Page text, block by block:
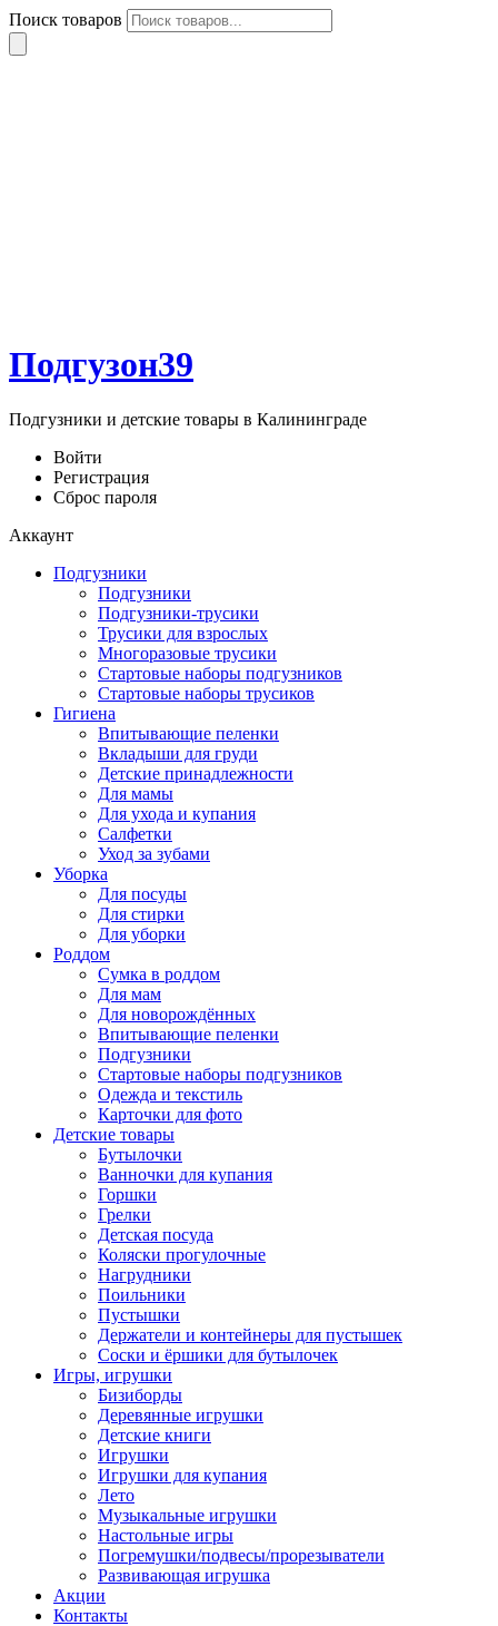
Поиск товаров
Подгузон39
Подгузники и детские товары в Калининграде
Войти
Регистрация
Сброс пароля
Аккаунт
Подгузники
Подгузники
Подгузники-трусики
Трусики для взрослых
Многоразовые трусики
Стартовые наборы подгузников
Стартовые наборы трусиков
Гигиена
Впитывающие пеленки
Вкладыши для груди
Детские принадлежности
Для мамы
Для ухода и купания
Салфетки
Уход за зубами
Уборка
Для посуды
Для стирки
Для уборки
Роддом
Сумка в роддом
Для мам
Для новорождённых
Впитывающие пеленки
Подгузники
Стартовые наборы подгузников
Одежда и текстиль
Карточки для фото
Детские товары
Бутылочки
Ванночки для купания
Горшки
Грелки
Детская посуда
Коляски прогулочные
Нагрудники
Поильники
Пустышки
Держатели и контейнеры для пустышек
Соски и ёршики для бутылочек
Игры, игрушки
Бизиборды
Деревянные игрушки
Детские книги
Игрушки
Игрушки для купания
Лето
Музыкальные игрушки
Настольные игры
Погремушки/подвесы/прорезыватели
Развивающая игрушка
Акции
Контакты